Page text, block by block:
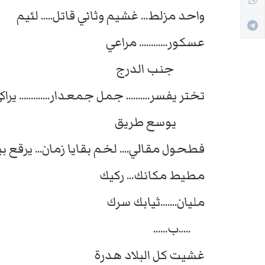
واحد مزلط... غشيم وثاني قاتل..... لئيم
عسكور............ مراعي
جنب الدرج
تختر يفسر.......... جمل جمعدار.............
يوسع طريق
فطحول مقالي.... لخم بقايا زمان... يرقع
مطيط مكانك... ركيك
مليان.......ثيابك سرك
.....ب......
غشيت كل البلاد هدرة